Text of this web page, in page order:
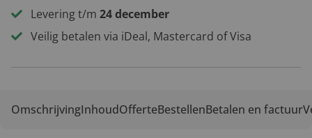
Levering t/m 24 december
Veilig betalen via iDeal, Mastercard of Visa
OmschrijvingInhoudOfferteBestellenBetalen en factuur